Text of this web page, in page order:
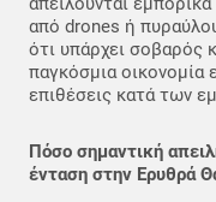
από drones ή
ότι υπάρχει σοβαρός
παγκόσμια οικονομία
επιθέσεις κατά των
Πόσο σημαντική
ένταση στην Ερυθρά